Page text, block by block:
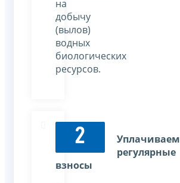
на
добычу
(вылов)
водных
биологических
ресурсов.
2
Уплачиваем
регулярные
взносы